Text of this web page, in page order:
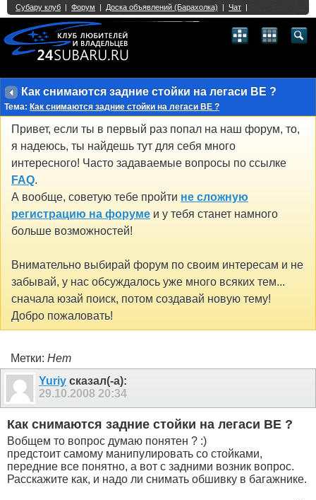
Как снимаются задние стойки на легаси BE ?
Тема: Как снимаются задние стойки на легаси BE ?
Привет, если ты в первый раз попал на наш форум, то,
я надеюсь, ты найдешь тут для себя много
интересного! Часто задаваемые вопросы по ссылке
FAQ.
А вообще, советую тебе пройти не сложную
регистрацию на форуме и у тебя станет намного
больше возможностей!
Внимательно выбирай форум по своим интересам и не
забывай, у нас обсуждалось уже много всяких тем...
сначала юзай поиск, потом создавай новую тему!
Добро пожаловать!
Метки: Нет
Yuriy сказал(-а):
29.10.2008 20:34
Как снимаются задние стойки на легаси BE ?
Вобщем то вопрос думаю понятен ? :)
предстоит самому манипулировать со стойками,
передние все понятно, а вот с задними возник вопрос.
Расскажите как, и надо ли снимать обшивку в багажнике.
Single Sign On provided byvBSSO
2 3 4 5 6 7 8 9 10 11 12 13 21 22 23 24 25 26
27 28 29 30 31 32 33 40 41 42 43